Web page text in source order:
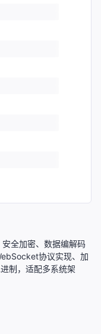
全加密、数据编解码
协议实现、加
制，适配多系统架